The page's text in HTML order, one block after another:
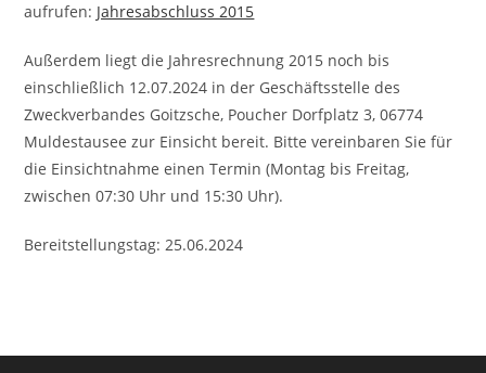
aufrufen: Jahresabschluss 2015
Außerdem liegt die Jahresrechnung 2015 noch bis
einschließlich 12.07.2024 in der Geschäftsstelle des
Zweckverbandes Goitzsche, Poucher Dorfplatz 3, 06774
Muldestausee zur Einsicht bereit. Bitte vereinbaren Sie für
die Einsichtnahme einen Termin (Montag bis Freitag,
zwischen 07:30 Uhr und 15:30 Uhr).
Bereitstellungstag: 25.06.2024